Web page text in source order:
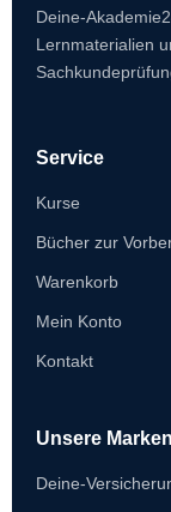
Deine-
Lernmaterialien
Service
Kurse
Bücher zur
Warenkorb
Mein Konto
Kontakt
Unsere
Deine-